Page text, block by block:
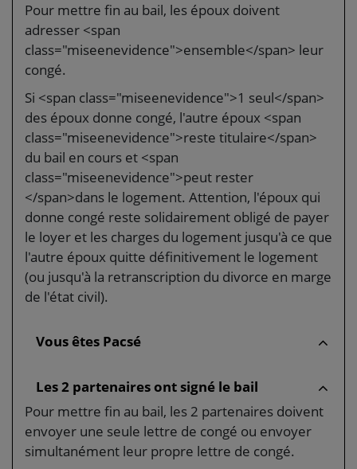
Pour mettre fin au bail, les époux doivent
adresser <span
class="miseenevidence">ensemble</span> leur
congé.
Si <span class="miseenevidence">1 seul</span>
des époux donne congé, l'autre époux <span
class="miseenevidence">reste titulaire</span>
du bail en cours et <span
class="miseenevidence">peut rester
</span>dans le logement. Attention, l'époux qui
donne congé reste solidairement obligé de payer
le loyer et les charges du logement jusqu'à ce que
l'autre époux quitte définitivement le logement
(ou jusqu'à la retranscription du divorce en marge
de l'état civil).
Vous êtes Pacsé
Les 2 partenaires ont signé le bail
Pour mettre fin au bail, les 2 partenaires doivent
envoyer une seule lettre de congé ou envoyer
simultanément leur propre lettre de congé.